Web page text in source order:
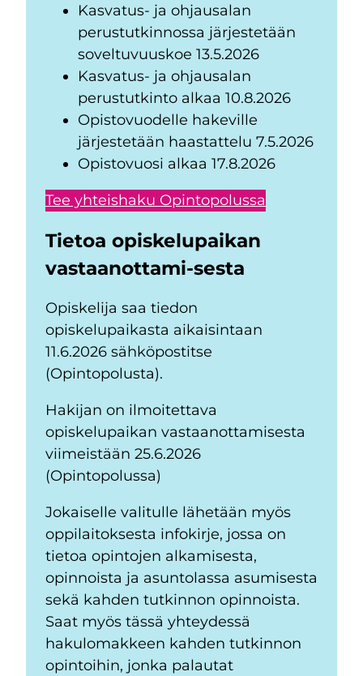
Kasvatus- ja ohjausalan
perustutkinnossa järjestetään
soveltuvuuskoe 13.5.2026
Kasvatus- ja ohjausalan
perustutkinto alkaa 10.8.2026
Opistovuodelle hakeville
järjestetään haastattelu 7.5.2026
Opistovuosi alkaa 17.8.2026
Tee yhteishaku Opintopolussa
Tietoa opiskelupaikan
vastaanottami-sesta
Opiskelija saa tiedon
opiskelupaikasta aikaisintaan
11.6.2026 sähköpostitse
(Opintopolusta).
Hakijan on ilmoitettava
opiskelupaikan vastaanottamisesta
viimeistään 25.6.2026
(Opintopolussa)
Jokaiselle valitulle lähetään myös
oppilaitoksesta infokirje, jossa on
tietoa opintojen alkamisesta,
opinnoista ja asuntolassa asumisesta
sekä kahden tutkinnon opinnoista.
Saat myös tässä yhteydessä
hakulomakkeen kahden tutkinnon
opintoihin, jonka palautat